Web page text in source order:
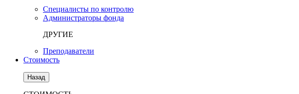
Специалисты по контролю
Администраторы фонда
ДРУГИЕ
Преподаватели
Стоимость
Назад